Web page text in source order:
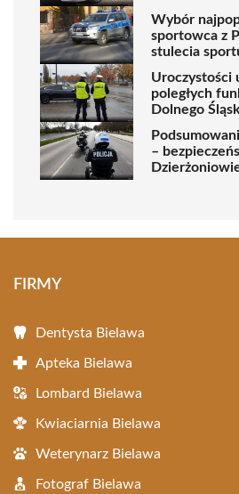
Wybór
sportowca z
stulecia
Uroczystości
poległych
Dolnego
–
FIRMY
Dentysta Bielawa
Apteka Bielawa
Lombard Bielawa
Kwiaciarnia Bielawa
Weterynarz Bielawa
Fotograf Bielawa